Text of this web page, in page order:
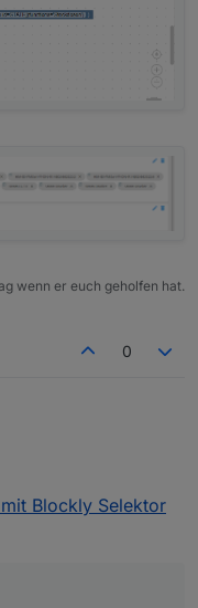
wenn er euch geholfen hat.
0
Blockly Selektor